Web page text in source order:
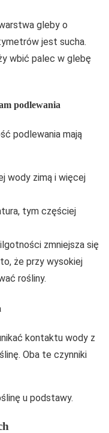
gleby o
jest sucha.
wbić palec w glebę
podlewania
podlewania mają
wody zimą i więcej
tym częściej
zmniejsza się
że przy wysokiej
rośliny.
kontaktu wody z
Oba te czynniki
u podstawy.